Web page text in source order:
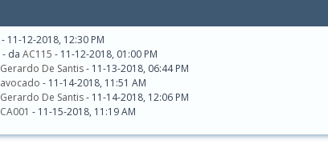
- 11-12-2018, 12:30 PM
- da AC115 - 11-12-2018, 01:00 PM
Gerardo De Santis- 11-13-2018, 06:44 PM
avocado - 11-14-2018, 11:51 AM
Gerardo De Santis- 11-14-2018, 12:06 PM
CA001 - 11-15-2018, 11:19 AM